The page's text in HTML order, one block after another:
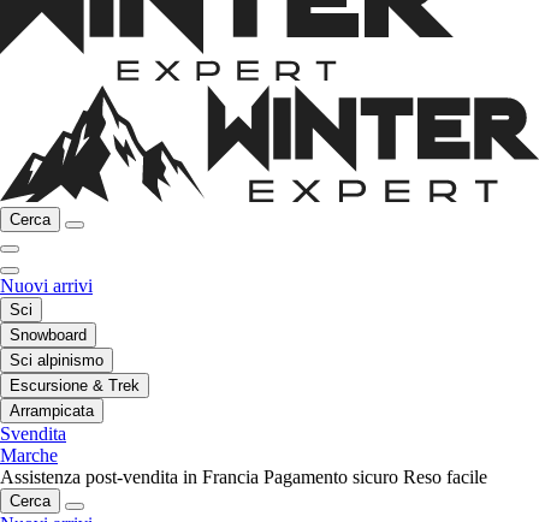
Cerca
Nuovi arrivi
Sci
Snowboard
Sci alpinismo
Escursione & Trek
Arrampicata
Svendita
Marche
Assistenza post-vendita in Francia Pagamento sicuro Reso facile
Cerca